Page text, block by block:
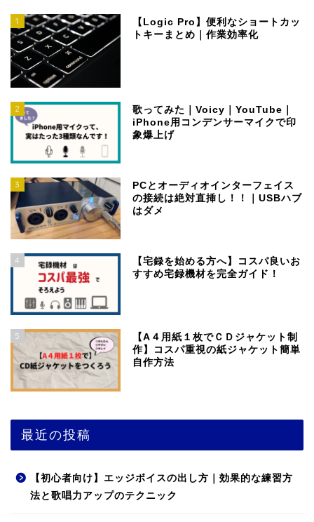
1
【Logic Pro】便利なショートカッ
トキーまとめ｜作業効率化
2
歌ってみた｜Voicy｜YouTube｜
iPhone用コンデンサーマイクで印
象爆上げ
3
PCとオーディオインターフェイス
の接続は絶対直挿し！！｜USBハブ
はダメ
4
【宅録を始める方へ】コスパ良いお
すすめ宅録機材を完全ガイド！
5
【A４用紙１枚でＣＤジャケット制
作】コスパ重視の紙ジャケット簡単
自作方法
最近の投稿
【初心者向け】エッジボイスの出し方｜効果的な練習方
法と歌唱力アップのテクニック